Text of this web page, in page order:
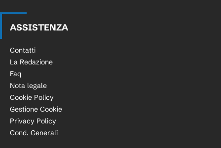
ASSISTENZA
Contatti
La Redazione
Faq
Nota legale
Cookie Policy
Gestione Cookie
Privacy Policy
Cond. Generali